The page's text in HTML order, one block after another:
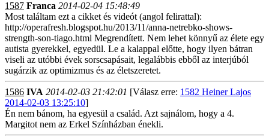
1587 Franca 2014-02-04 15:48:49
Most találtam ezt a cikket és videót (angol felirattal):
http://operafresh.blogspot.hu/2013/11/anna-netrebko-shows-
strength-son-tiago.html Megrendített. Nem lehet könnyű az élete egy
autista gyerekkel, egyedül. Le a kalappal előtte, hogy ilyen bátran
viseli az utóbbi évek sorscsapásait, legalábbis ebből az interjúból
sugárzik az optimizmus és az életszeretet.
1586 IVA 2014-02-03 21:42:01 [Válasz erre: 1582 Heiner Lajos
2014-02-03 13:25:10]
Én nem bánom, ha egyesül a család. Azt sajnálom, hogy a 4.
Margitot nem az Erkel Színházban énekli.